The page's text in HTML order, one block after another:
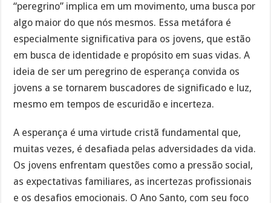
“peregrino” implica em um movimento, uma busca por
algo maior do que nós mesmos. Essa metáfora é
especialmente significativa para os jovens, que estão
em busca de identidade e propósito em suas vidas. A
ideia de ser um peregrino de esperança convida os
jovens a se tornarem buscadores de significado e luz,
mesmo em tempos de escuridão e incerteza.
A esperança é uma virtude cristã fundamental que,
muitas vezes, é desafiada pelas adversidades da vida.
Os jovens enfrentam questões como a pressão social,
as expectativas familiares, as incertezas profissionais
e os desafios emocionais. O Ano Santo, com seu foco